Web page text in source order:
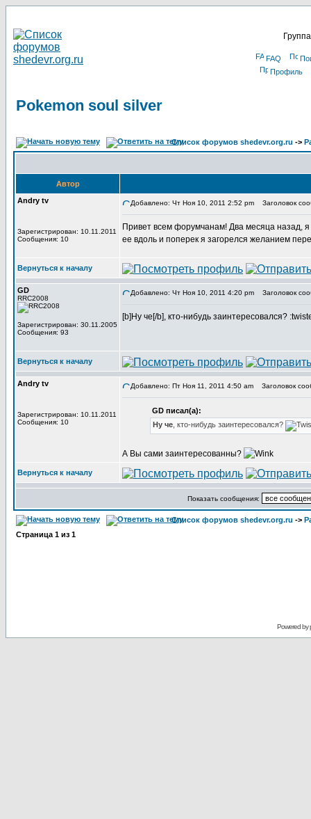
FAQ
Профиль
Pokemon soul silver
Список форумов shedevr.org.ru ->
Автор
Andry tv
Зарегистрирован: 10.11.2011
Сообщения: 10
Добавлено: Чт Ноя 10, 2011 2:52 pm Заголовок
Привет всем форумчанам! Два месяца назад,
ее вдоль и поперек я загорелся желанием
Вернуться к началу
GD
RRC2008
Зарегистрирован: 30.11.2005
Сообщения: 93
Добавлено: Чт Ноя 10, 2011 4:20 pm Заголовок
[b]Ну че[/b], кто-нибудь заинтересовался?
Вернуться к началу
Andry tv
Зарегистрирован: 10.11.2011
Сообщения: 10
Добавлено: Пт Ноя 11, 2011 4:50 am Заголовок
GD писал(а):
Ну че , кто-нибудь заинтересовался?
А Вы сами заинтересованны?
Вернуться к началу
Показать сообщения:
Список форумов shedevr.org.ru ->
Страница 1 из 1
Powered by